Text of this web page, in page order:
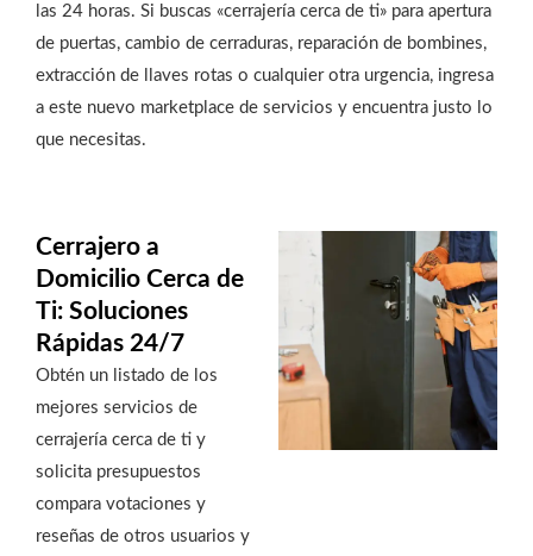
las 24 horas. Si buscas «cerrajería cerca de ti» para apertura
de puertas, cambio de cerraduras, reparación de bombines,
extracción de llaves rotas o cualquier otra urgencia, ingresa
a este nuevo marketplace de servicios y encuentra justo lo
que necesitas.
Cerrajero a
Domicilio Cerca de
Ti: Soluciones
Rápidas 24/7
Obtén un listado de los
mejores servicios de
cerrajería cerca de ti y
solicita presupuestos
compara votaciones y
reseñas de otros usuarios y